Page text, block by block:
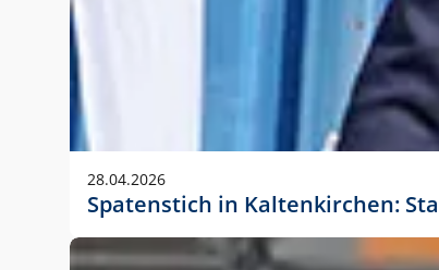
28.04.2026
Spatenstich in Kaltenkirchen: